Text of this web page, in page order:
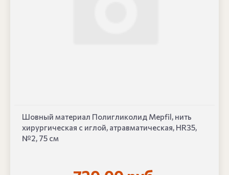
Шовный материал Полигликолид Mepfil, нить
хирургическая с иглой, атравматическая, HR35,
№2, 75 см